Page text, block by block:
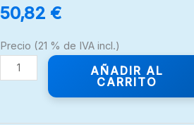
50,82 €
Precio (21 % de IVA incl.)
brain
cantidad
AÑADIR AL
CARRITO